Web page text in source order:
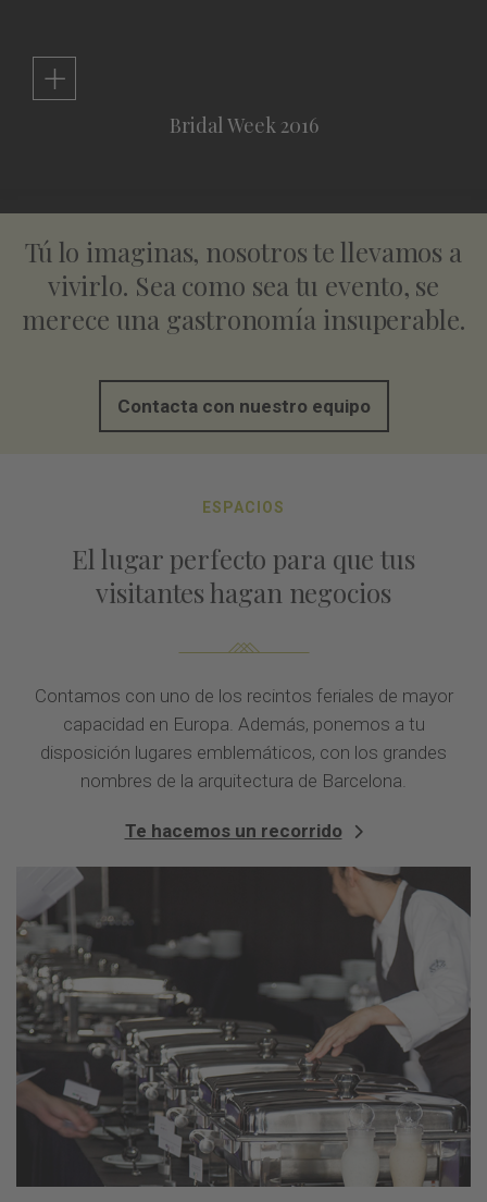
Bridal Week 2016
+
Tú lo imaginas, nosotros te llevamos a
vivirlo. Sea como sea tu evento, se
merece una gastronomía insuperable.
Contacta con nuestro equipo
ESPACIOS
El lugar perfecto para que tus
visitantes hagan negocios
Contamos con uno de los recintos feriales de mayor
capacidad en Europa. Además, ponemos a tu
disposición lugares emblemáticos, con los grandes
nombres de la arquitectura de Barcelona.
Te hacemos un recorrido